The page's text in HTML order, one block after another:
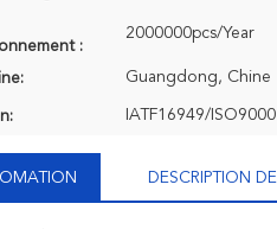
:
2000000pcs/Year
Guangdong, Chine
IATF16949/ISO9000
DESCRIPTION DE